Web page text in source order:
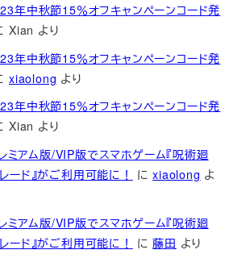
年中秋節15％オフキャンペーンコード発
Xian より
年中秋節15％オフキャンペーンコード発
xiaolong より
年中秋節15％オフキャンペーンコード発
Xian より
アム版/VIP版でスマホゲーム『呪術廻
ード』がご利用可能に！
にxiaolong よ
アム版/VIP版でスマホゲーム『呪術廻
ード』がご利用可能に！
に藤田 より